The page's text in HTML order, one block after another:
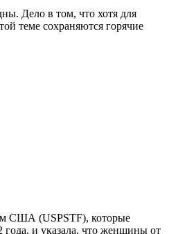
Дело в том, что хотя для
теме сохраняются горячие
США (USPSTF), которые
и указала, что женщины от